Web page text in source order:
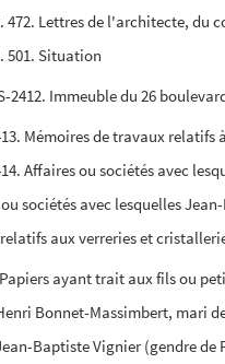
472. Lettres de l'architecte, du
501. Situation
2412. Immeuble du 26
Mémoires de travaux relatifs
Affaires ou sociétés avec
sociétés avec lesquelles
aux verreries et
ayant trait aux fils ou
Bonnet-Massimbert, mari
Baptiste Vignier (gendre de